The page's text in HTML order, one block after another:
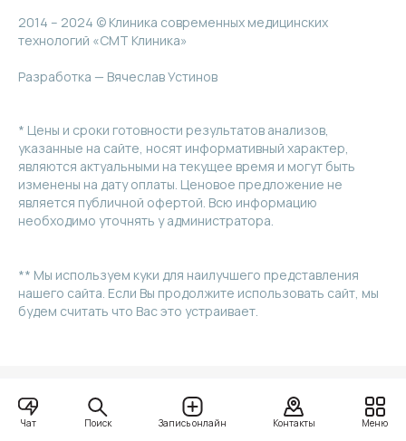
Чат Поиск Запись онлайн Контакты Меню
2014 – 2024 © Клиника современных медицинских
технологий «СМТ Клиника»
Разработка — Вячеслав Устинов
* Цены и сроки готовности результатов анализов,
указанные на сайте, носят информативный характер,
являются актуальными на текущее время и могут быть
изменены на дату оплаты. Ценовое предложение не
является публичной офертой. Всю информацию
необходимо уточнять у администратора.
** Мы используем куки для наилучшего представления
нашего сайта. Если Вы продолжите использовать сайт, мы
будем считать что Вас это устраивает.